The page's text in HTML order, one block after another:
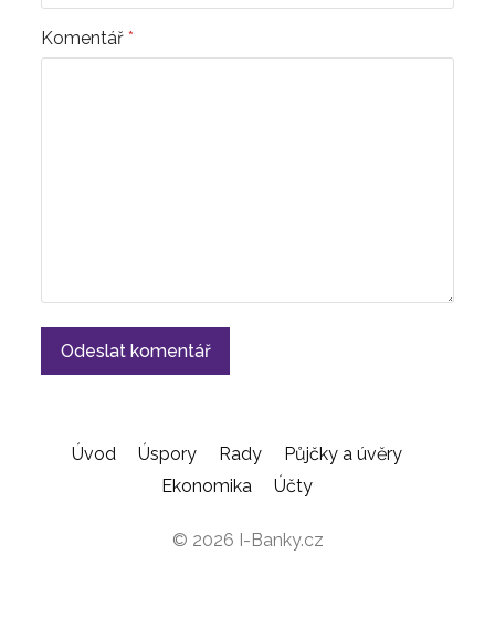
Komentář*
Úvod Úspory Rady
Půjčky a úvěry
Ekonomika
Účty
© 2026 I-Banky.cz